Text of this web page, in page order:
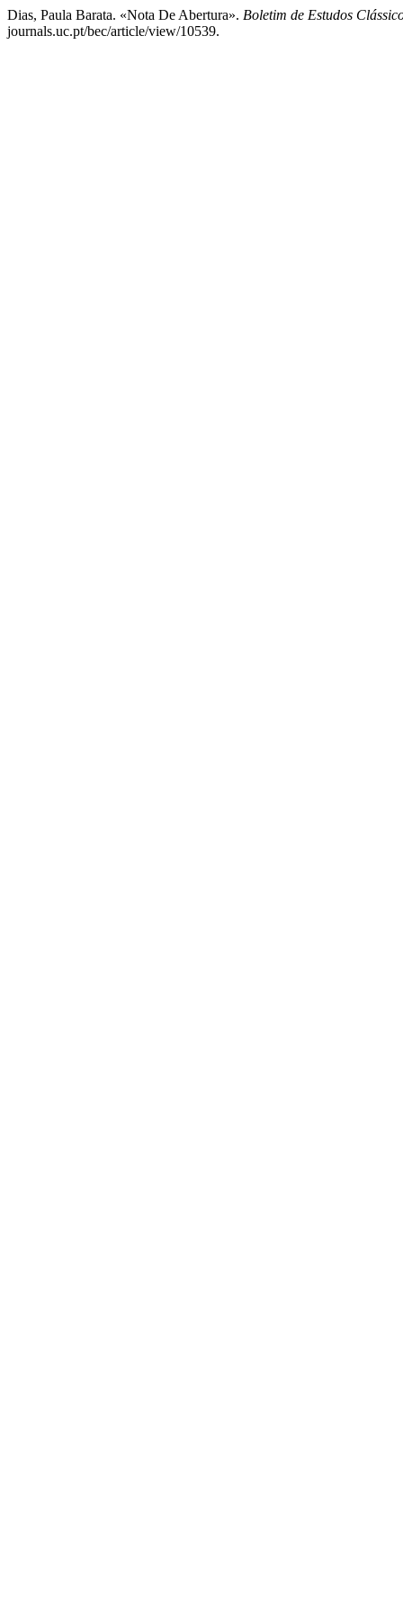
Dias, Paula Barata. «Nota De Abertura». Boletim de Estudos
journals.uc.pt/bec/article/view/10539.